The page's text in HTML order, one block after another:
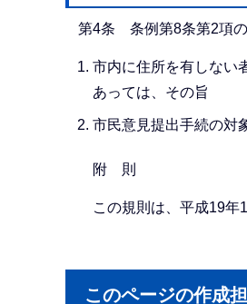
第4条 条例第8条第2項の
市内に住所を有しない
あっては、その旨
市民意見提出手続の対
附 則
この規則は、平成19年
このページの作成